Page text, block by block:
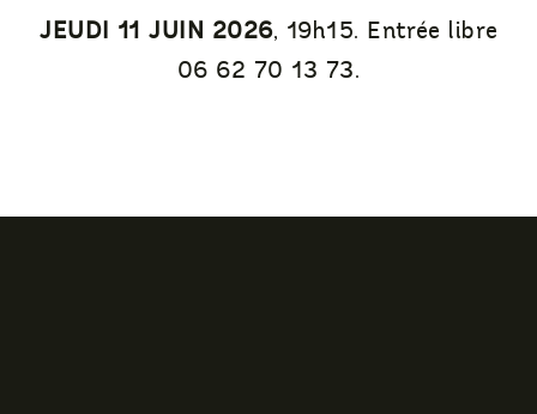
JEUDI 11 JUIN 2026, 19h15. Entrée libre
06 62 70 13 73.